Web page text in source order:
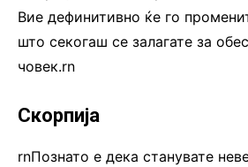
Вие дефинитивно ќе го
што секогаш се залагате за
човек.rn
Скорпија
rnПознато е дека станувате